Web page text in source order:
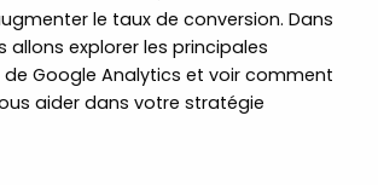
le taux de conversion. Dans
allons explorer les principales
Google Analytics et voir comment
aider dans votre stratégie